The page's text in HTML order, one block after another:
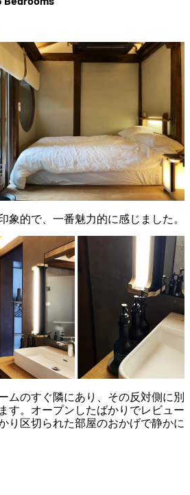
象的で、一番魅力的に感じました。
ムのすぐ隣にあり、その反対側に別
す。オープンしたばかりでレビュー
り区切られた部屋のおかげで静かに